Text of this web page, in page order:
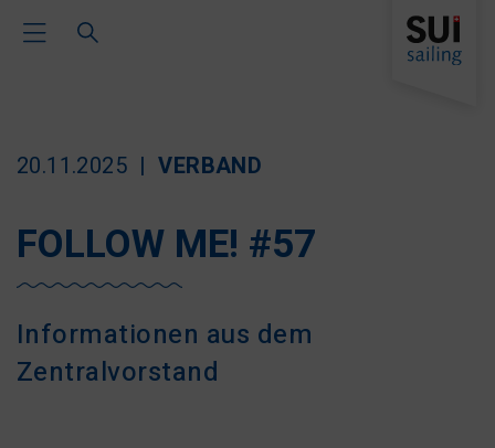
Toggle Main Navigation
20.11.2025 VERBAND
FOLLOW ME! #57
Informationen aus dem
Zentralvorstand